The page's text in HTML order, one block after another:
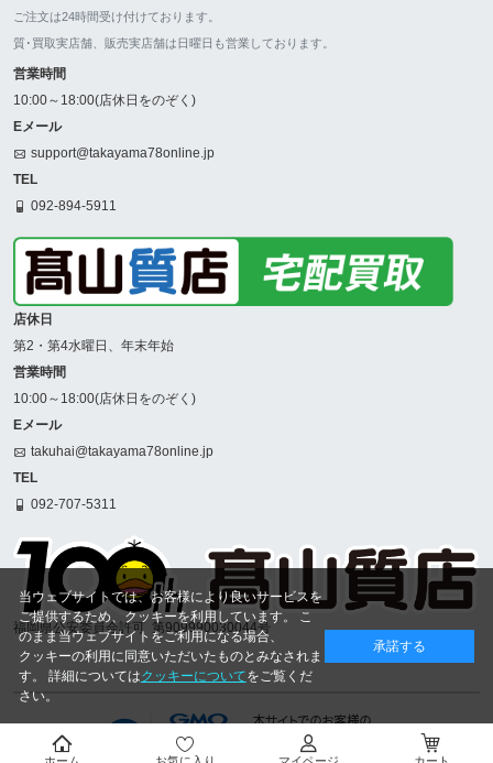
ご注文は24時間受け付けております。
質･買取実店舗、販売実店舗は日曜日も営業しております。
営業時間
10:00～18:00(店休日をのぞく)
Eメール
support@takayama78online.jp
TEL
092-894-5911
店休日
第2・第4水曜日、年末年始
営業時間
10:00～18:00(店休日をのぞく)
Eメール
takuhai@takayama78online.jp
TEL
092-707-5311
福岡県公安委員会許可 第909990030044号
当ウェブサイトでは、お客様により良いサービスを
ご提供するため、クッキーを利用しています。 こ
のまま当ウェブサイトをご利用になる場合、
クッキーの利用に同意いただいたものとみなされま
す。 詳細についてはクッキーについてをご覧くだ
さい。
承諾する